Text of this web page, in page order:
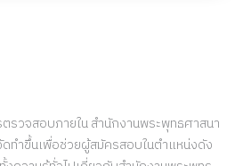
วจสอบภายใน สำนักงานพระพุทธศาสนา
ทำขึ้นเพื่อช่วยผู้สมัครสอบในตำแหน่งดัง